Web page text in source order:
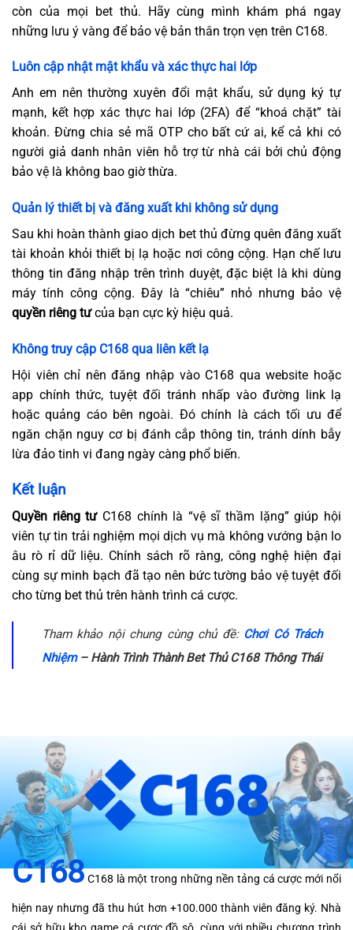
còn của mọi bet thủ. Hãy cùng mình khám phá ngay
những lưu ý vàng để bảo vệ bản thân trọn vẹn trên C168.
Luôn cập nhật mật khẩu và xác thực hai lớp
Anh em nên thường xuyên đổi mật khẩu, sử dụng ký tự
mạnh, kết hợp xác thực hai lớp (2FA) để “khoá chặt” tài
khoản. Đừng chia sẻ mã OTP cho bất cứ ai, kể cả khi có
người giả danh nhân viên hỗ trợ từ nhà cái bởi chủ động
bảo vệ là không bao giờ thừa.
Quản lý thiết bị và đăng xuất khi không sử dụng
Sau khi hoàn thành giao dịch bet thủ đừng quên đăng xuất
tài khoản khỏi thiết bị lạ hoặc nơi công cộng. Hạn chế lưu
thông tin đăng nhập trên trình duyệt, đặc biệt là khi dùng
máy tính công cộng. Đây là “chiêu” nhỏ nhưng bảo vệ
quyền riêng tưcủa bạn cực kỳ hiệu quả.
Không truy cập C168 qua liên kết lạ
Hội viên chỉ nên đăng nhập vào C168 qua website hoặc
app chính thức, tuyệt đối tránh nhấp vào đường link lạ
hoặc quảng cáo bên ngoài. Đó chính là cách tối ưu để
ngăn chặn nguy cơ bị đánh cắp thông tin, tránh dính bẫy
lừa đảo tinh vi đang ngày càng phổ biến.
Kết luận
Quyền riêng tư C168 chính là “vệ sĩ thầm lặng” giúp hội
viên tự tin trải nghiệm mọi dịch vụ mà không vướng bận lo
âu rò rỉ dữ liệu. Chính sách rõ ràng, công nghệ hiện đại
cùng sự minh bạch đã tạo nên bức tường bảo vệ tuyệt đối
cho từng bet thủ trên hành trình cá cược.
Tham khảo nội chung cùng chủ đề: Chơi Có Trách
Nhiệm– Hành Trình Thành Bet Thủ C168 Thông Thái
C168 C168 là một trong những nền tảng cá cược mới nổi
hiện nay nhưng đã thu hút hơn +100.000 thành viên đăng ký. Nhà